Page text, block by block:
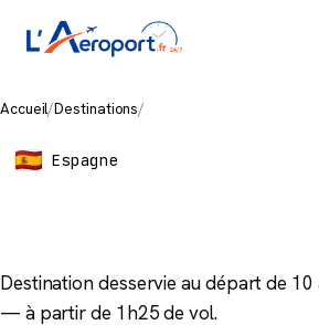
Accueil/Destinations/
Espagne
Destination desservie au départ de
— à partir de 1h25 de vol.